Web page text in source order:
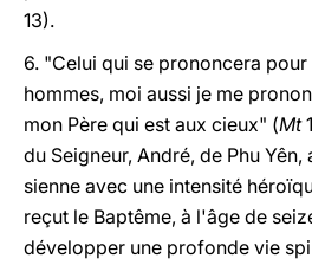
13).
6. "Celui qui se prononcera
hommes, moi aussi je me
mon Père qui est aux cieux" (Mt
du Seigneur, André, de Phu
sienne avec une intensité
reçut le Baptême, à l'âge de
développer une profonde vie